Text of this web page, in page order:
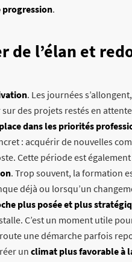
progression.
de l’élan et
. Les journées
des projets restés en
dans les priorités
: acquérir de nouvelles
Cette période est
. Trop souvent, la formation
déjà ou lorsqu’un
plus posée et plus
C’est un moment utile
une démarche parfois
un climat plus favorable à